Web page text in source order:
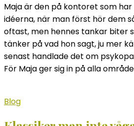
Maja är den på kontoret som
idéerna, när man först hör dem
oftast, men hennes tankar biter
tänker på vad hon sagt, ju mer
senast handlade det om
För Maja ger sig in på alla
Blog